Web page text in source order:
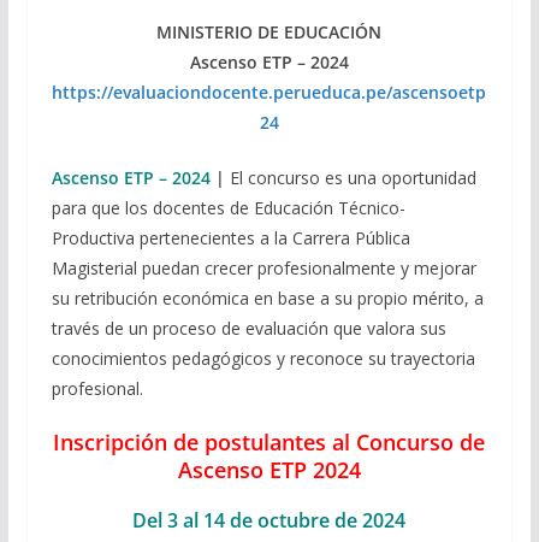
MINISTERIO DE EDUCACIÓN
Ascenso ETP – 2024
https://evaluaciondocente.perueduca.pe/ascensoetp
24
Ascenso ETP – 2024| El concurso es una oportunidad
para que los docentes de Educación Técnico-
Productiva pertenecientes a la Carrera Pública
Magisterial puedan crecer profesionalmente y mejorar
su retribución económica en base a su propio mérito, a
través de un proceso de evaluación que valora sus
conocimientos pedagógicos y reconoce su trayectoria
profesional.
Inscripción de postulantes al Concurso de
Ascenso ETP 2024
Del 3 al 14 de octubre de 2024